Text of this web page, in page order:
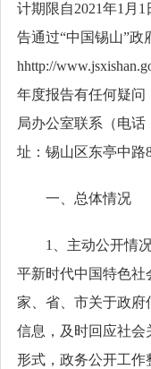
计期限自2021年1月
告通过“中国锡山”政
hhttp://
年度报告有任何疑问
局办公室联系（电话
址：锡山区东亭中路
一、总体情况
1、主动公开情
平新时代中国特色社
家、省、市关于政府
信息，及时回应社会
形式，政务公开工作